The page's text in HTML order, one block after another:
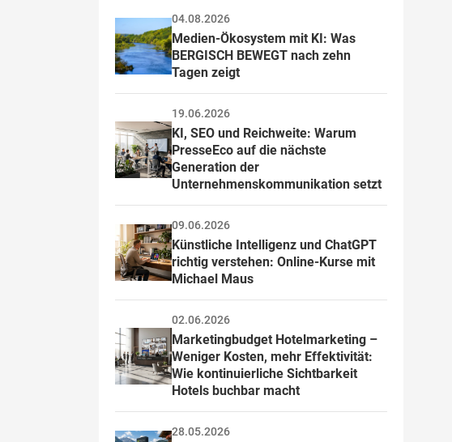
04.08.2026
Medien-Ökosystem mit KI: Was
BERGISCH BEWEGT nach zehn
Tagen zeigt
19.06.2026
KI, SEO und Reichweite: Warum
PresseEco auf die nächste
Generation der
Unternehmenskommunikation setzt
09.06.2026
Künstliche Intelligenz und ChatGPT
richtig verstehen: Online-Kurse mit
Michael Maus
02.06.2026
Marketingbudget Hotelmarketing –
Weniger Kosten, mehr Effektivität:
Wie kontinuierliche Sichtbarkeit
Hotels buchbar macht
28.05.2026